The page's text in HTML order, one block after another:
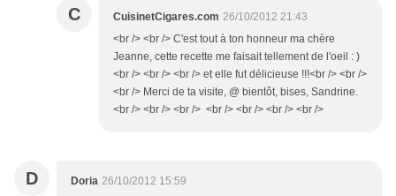
C CuisinetCigares.com 26/10/2012 21:43
<br /> <br /> C'est tout à ton honneur ma chère
Jeanne, cette recette me faisait tellement de l'oeil : )
<br /> <br /> <br /> et elle fut délicieuse !!!<br /> <br />
<br /> Merci de ta visite, @ bientôt, bises, Sandrine.
<br /> <br /> <br /> <br /> <br /> <br /> <br />
D Doria 26/10/2012 15:59